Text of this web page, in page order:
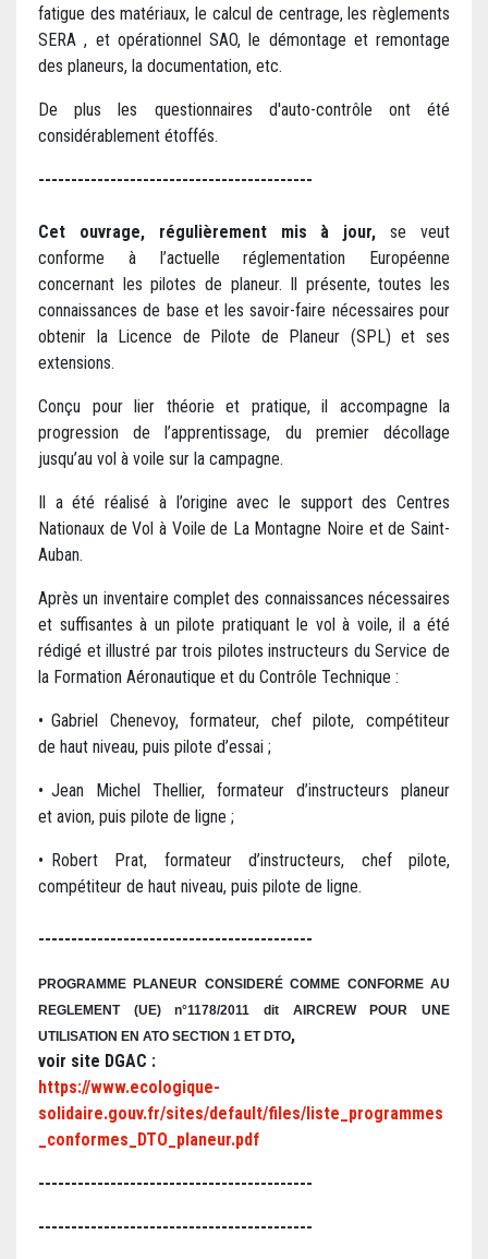
fatigue des matériaux, le calcul de centrage, les règlements
SERA , et opérationnel SAO, le démontage et remontage
des planeurs, la documentation, etc.
De plus les questionnaires d'auto-contrôle ont été
considérablement étoffés.
------------------------------------------
Cet ouvrage, régulièrement mis à jour, se veut
conforme à l’actuelle réglementation Européenne
concernant les pilotes de planeur. Il présente, toutes les
connaissances de base et les savoir-faire nécessaires pour
obtenir la Licence de Pilote de Planeur (SPL) et ses
extensions.
Conçu pour lier théorie et pratique, il accompagne la
progression de l’apprentissage, du premier décollage
jusqu’au vol à voile sur la campagne.
Il a été réalisé à l’origine avec le support des Centres
Nationaux de Vol à Voile de La Montagne Noire et de Saint-
Auban.
Après un inventaire complet des connaissances nécessaires
et suffisantes à un pilote pratiquant le vol à voile, il a été
rédigé et illustré par trois pilotes instructeurs du Service de
la Formation Aéronautique et du Contrôle Technique :
• Gabriel Chenevoy, formateur, chef pilote, compétiteur
de haut niveau, puis pilote d’essai ;
• Jean Michel Thellier, formateur d’instructeurs planeur
et avion, puis pilote de ligne ;
• Robert Prat, formateur d’instructeurs, chef pilote,
compétiteur de haut niveau, puis pilote de ligne.
------------------------------------------
PROGRAMME PLANEUR CONSIDERÉ COMME CONFORME AU
REGLEMENT (UE) n°1178/2011 dit AIRCREW POUR UNE
UTILISATION EN ATO SECTION 1 ET DTO,
voir site DGAC :
https://www.ecologique-
solidaire.gouv.fr/sites/default/files/liste_programmes
_conformes_DTO_planeur.pdf
------------------------------------------
------------------------------------------